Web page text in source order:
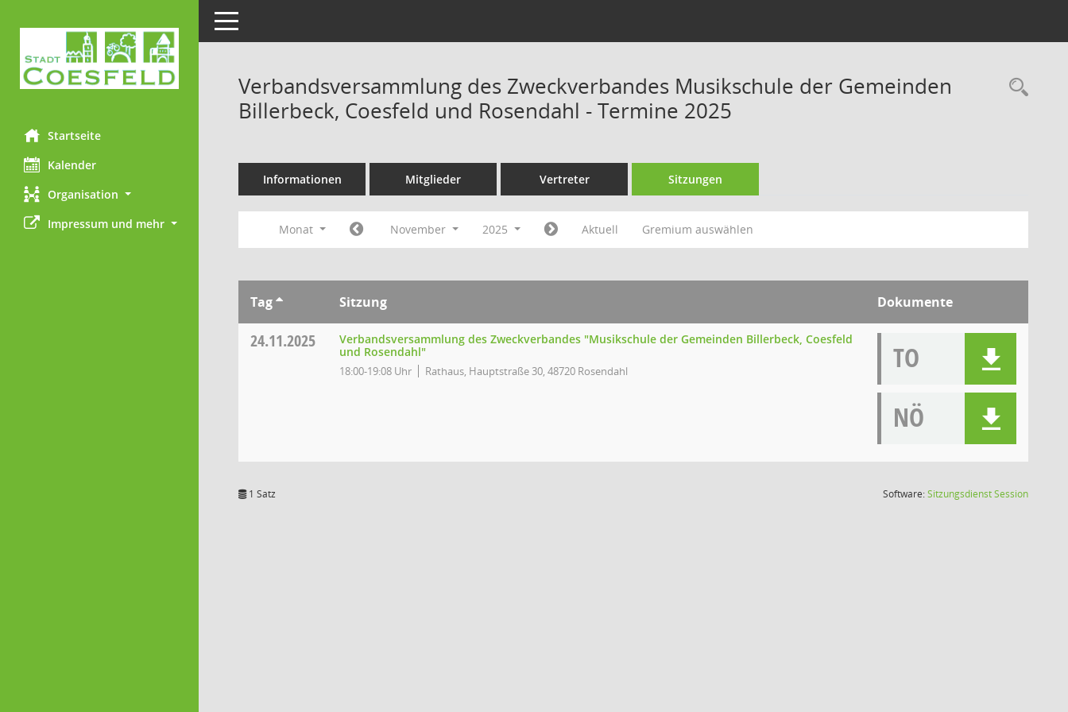
Startseite
Kalender
Organisation
Impressum und mehr
Toggle navigation
Verbandsversammlung des Zweckverbandes Musikschule der Gemeinden
Billerbeck, Coesfeld und Rosendahl - Termine 2025
Informationen Mitglieder Vertreter Sitzungen
Monat November 2025 Aktuell Gremium auswählen
Tag Sitzung Dokumente
24.11.2025
Verbandsversammlung des Zweckverbandes "Musikschule der Gemeinden Billerbeck, Coesfeld
und Rosendahl"
18:00-19:08 Uhr Rathaus, Hauptstraße 30, 48720 Rosendahl
TO
NÖ
1 Satz Software:SitzungsdienstSession(Wird in